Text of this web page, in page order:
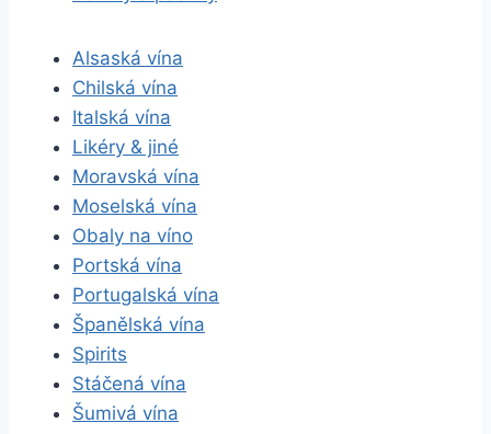
Alsaská vína
Chilská vína
Italská vína
Likéry & jiné
Moravská vína
Moselská vína
Obaly na víno
Portská vína
Portugalská vína
Španělská vína
Spirits
Stáčená vína
Šumivá vína